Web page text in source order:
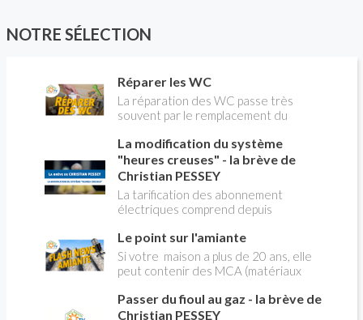
NOTRE SÉLECTION
Réparer les WC
La réparation des WC passe très
souvent par le remplacement du
expliquer
La modification du système
"heures creuses" - la brève de
Christian PESSEY
La tarification des abonnement
électriques comprend depuis
pleines, heures creuses. Aujourd'hui
Christian PESSEY vous explique tout
ce qu'il faut savoir sur la nouvelle
modification du système "heures
creuses" qui concerne près de 15
millions de Français !
Le point sur l'amiante
Si votre maison a plus de 20 ans, elle
peut contenir des MCA (matériaux
panique, on fait le point dans notre
flash news n°3 spéciale Amiante et
Passer du fioul au gaz - la brève de
Christian PESSEY